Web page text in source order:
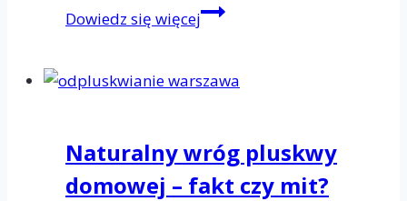
Dowiedz się więcejSamce
są
samic,
a
Naturalny wróg pluskwy
domowej – fakt czy mit?